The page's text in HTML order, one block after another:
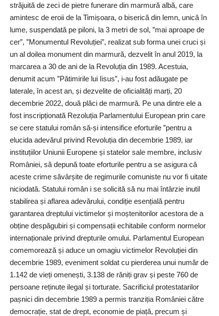
străjuită de zeci de pietre funerare din marmură albă, care
amintesc de eroii de la Timișoara, o biserică din lemn, unică în
lume, suspendată pe piloni, la 3 metri de sol, ”mai aproape de
cer”, ”Monumentul Revoluției”, realizat sub forma unei cruci și
un al doilea monument din marmură, dezvelit în anul 2019, la
marcarea a 30 de ani de la Revoluția din 1989. Acestuia,
denumit acum ”Pătimirile lui Iisus”, i-au fost adăugate pe
laterale, în acest an, și dezvelite de oficialități marți, 20
decembrie 2022, două plăci de marmură. Pe una dintre ele a
fost inscripționată Rezoluția Parlamentului European prin care
se cere statului român să-și intensifice eforturile ”pentru a
elucida adevărul privind Revoluția din decembrie 1989, iar
instituțiilor Uniunii Europene și statelor sale membre, inclusiv
României, să depună toate eforturile pentru a se asigura că
aceste crime săvârșite de regimurile comuniste nu vor fi uitate
niciodată. Statului român i se solicită să nu mai întârzie inutil
stabilirea și aflarea adevărului, condiție esențială pentru
garantarea dreptului victimelor și moștenitorilor acestora de a
obține despăgubiri și compensații echitabile conform normelor
internaționale privind drepturile omului. Parlamentul European
comemorează și aduce un omagiu victimelor Revoluției din
decembrie 1989, eveniment soldat cu pierderea unui număr de
1.142 de vieți omenești, 3.138 de răniți grav și peste 760 de
persoane reținute ilegal și torturate. Sacrificiul protestatarilor
pașnici din decembrie 1989 a permis tranziția României către
democrație, stat de drept, economie de piață, precum și